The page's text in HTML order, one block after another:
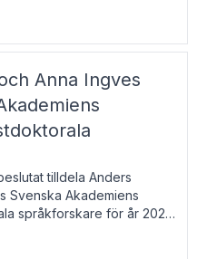
2005 med den
l
Anna Ingves
tilldela Anders
Svenska Akademiens
språkforskare för år 2026.
kronor per mottagare.
är universitet